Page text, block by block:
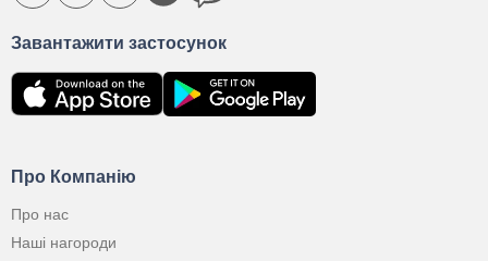
Про Компанію
Про нас
Наші нагороди
Завантажити застосунок